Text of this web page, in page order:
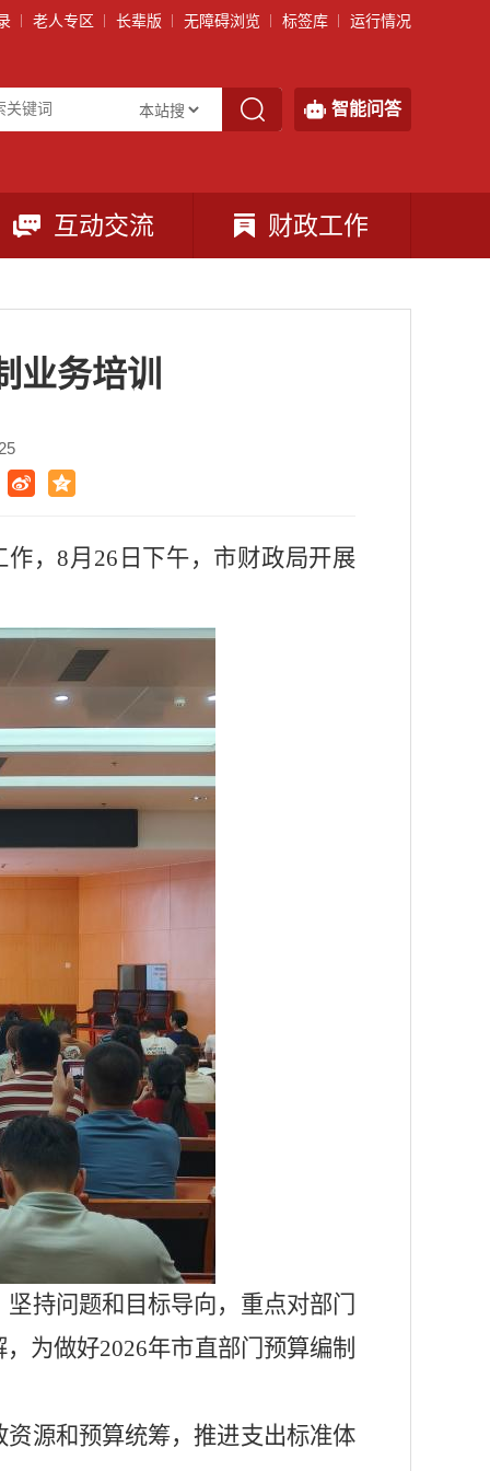
老人专区 长辈版 无障碍浏览 标签库 运行情况
智能问答
互动交流 财政工作
业务培训
，8月26日下午，市财政局开展
持问题和目标导向，重点对部门
，为做好2026年市直部门预算编制
源和预算统筹，推进支出标准体